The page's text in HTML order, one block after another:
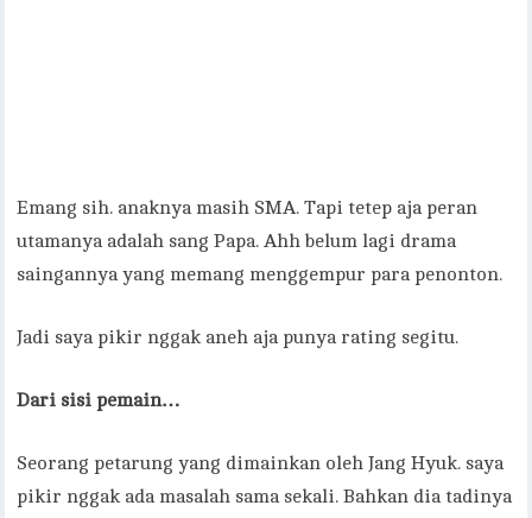
Emang sih. anaknya masih SMA. Tapi tetep aja peran
utamanya adalah sang Papa. Ahh belum lagi drama
saingannya yang memang menggempur para penonton.
Jadi saya pikir nggak aneh aja punya rating segitu.
Dari sisi pemain…
Seorang petarung yang dimainkan oleh Jang Hyuk. saya
pikir nggak ada masalah sama sekali. Bahkan dia tadinya